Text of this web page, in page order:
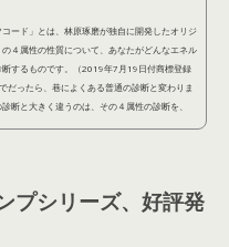
ード」とは、林原琢磨が独自に開発したオリジ
４属性の性質について、あなたがどんなエネル
するものです。（2019年7月19日付商標登録
ったら、巷によくある普通の診断と変わりま
断と大きく違うのは、その４属性の診断を、
プシリーズ、好評発